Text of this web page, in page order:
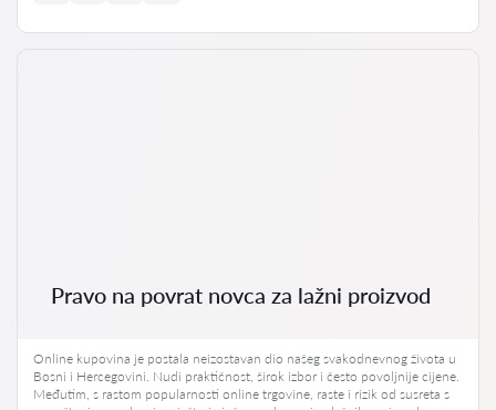
Pravo na povrat novca za lažni proizvod
Online kupovina je postala neizostavan dio našeg svakodnevnog života u
Bosni i Hercegovini. Nudi praktičnost, širok izbor i često povoljnije cijene.
Međutim, s rastom popularnosti online trgovine, raste i rizik od susreta s